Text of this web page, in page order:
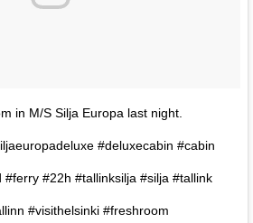
in M/S Silja Europa last night.
#deluxecabin #cabin
#22h #tallinksilja #silja #tallink
#visithelsinki #freshroom